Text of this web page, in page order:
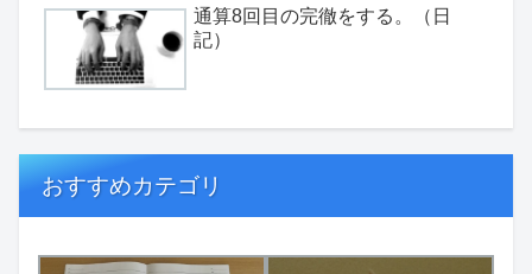
通算8回目の完徹をする。（日
記）
おすすめカテゴリ